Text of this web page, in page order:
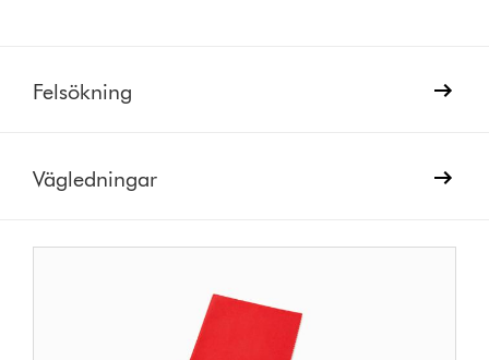
Felsökning
Vägledningar